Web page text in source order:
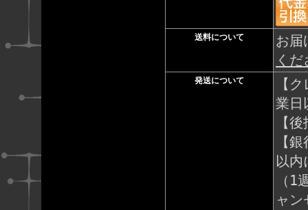
送料について
お届
く
発送について
【
業日
【
【
以内
（1
ャ